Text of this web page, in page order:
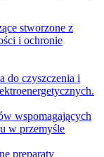
stworzone z
i ochronie
do czyszczenia i
wspomagających
w przemyśle
preparaty